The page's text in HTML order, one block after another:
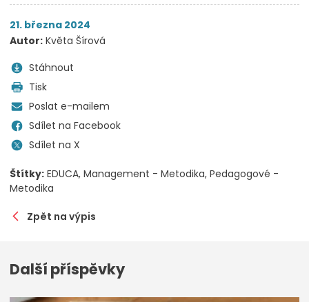
21. března 2024
Autor: Květa Šírová
Stáhnout
Tisk
Poslat e-mailem
Sdílet na Facebook
Sdílet na X
Štítky: EDUCA Management - Metodika Pedagogové -
Metodika
Zpět na výpis
Další příspěvky